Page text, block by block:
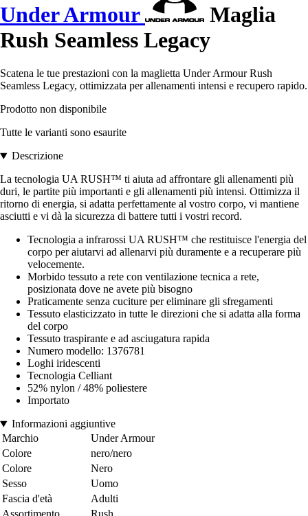
Under Armour
Maglia
Rush Seamless Legacy
Scatena le tue prestazioni con la maglietta Under Armour Rush
Seamless Legacy, ottimizzata per allenamenti intensi e recupero rapido.
Prodotto non disponibile
Tutte le varianti sono esaurite
Descrizione
La tecnologia UA RUSH™ ti aiuta ad affrontare gli allenamenti più
duri, le partite più importanti e gli allenamenti più intensi. Ottimizza il
ritorno di energia, si adatta perfettamente al vostro corpo, vi mantiene
asciutti e vi dà la sicurezza di battere tutti i vostri record.
Tecnologia a infrarossi UA RUSH™ che restituisce l'energia del
corpo per aiutarvi ad allenarvi più duramente e a recuperare più
velocemente.
Morbido tessuto a rete con ventilazione tecnica a rete,
posizionata dove ne avete più bisogno
Praticamente senza cuciture per eliminare gli sfregamenti
Tessuto elasticizzato in tutte le direzioni che si adatta alla forma
del corpo
Tessuto traspirante e ad asciugatura rapida
Numero modello: 1376781
Loghi iridescenti
Tecnologia Celliant
52% nylon / 48% poliestere
Importato
Informazioni aggiuntive
Marchio
Under Armour
Colore
nero/nero
Colore
Nero
Sesso
Uomo
Fascia d'età
Adulti